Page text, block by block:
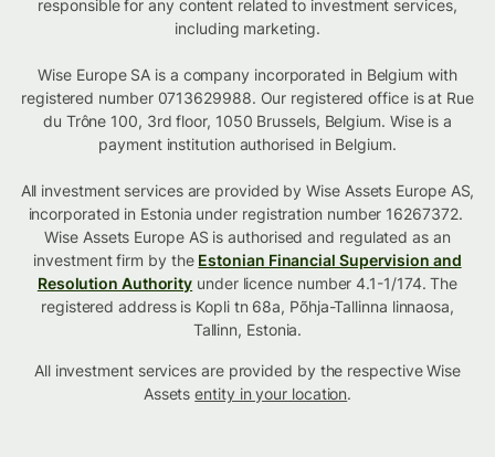
responsible for any content related to investment services,
including marketing.
Wise Europe SA is a company incorporated in Belgium with
registered number 0713629988. Our registered office is at Rue
du Trône 100, 3rd floor, 1050 Brussels, Belgium. Wise is a
payment institution authorised in Belgium.
All investment services are provided by Wise Assets Europe AS,
incorporated in Estonia under registration number 16267372.
Wise Assets Europe AS is authorised and regulated as an
investment firm by the Estonian Financial Supervision and
Resolution Authority under licence number 4.1-1/174. The
registered address is Kopli tn 68a, Põhja-Tallinna linnaosa,
Tallinn, Estonia.
All investment services are provided by the respective Wise
Assetsentity in your location.